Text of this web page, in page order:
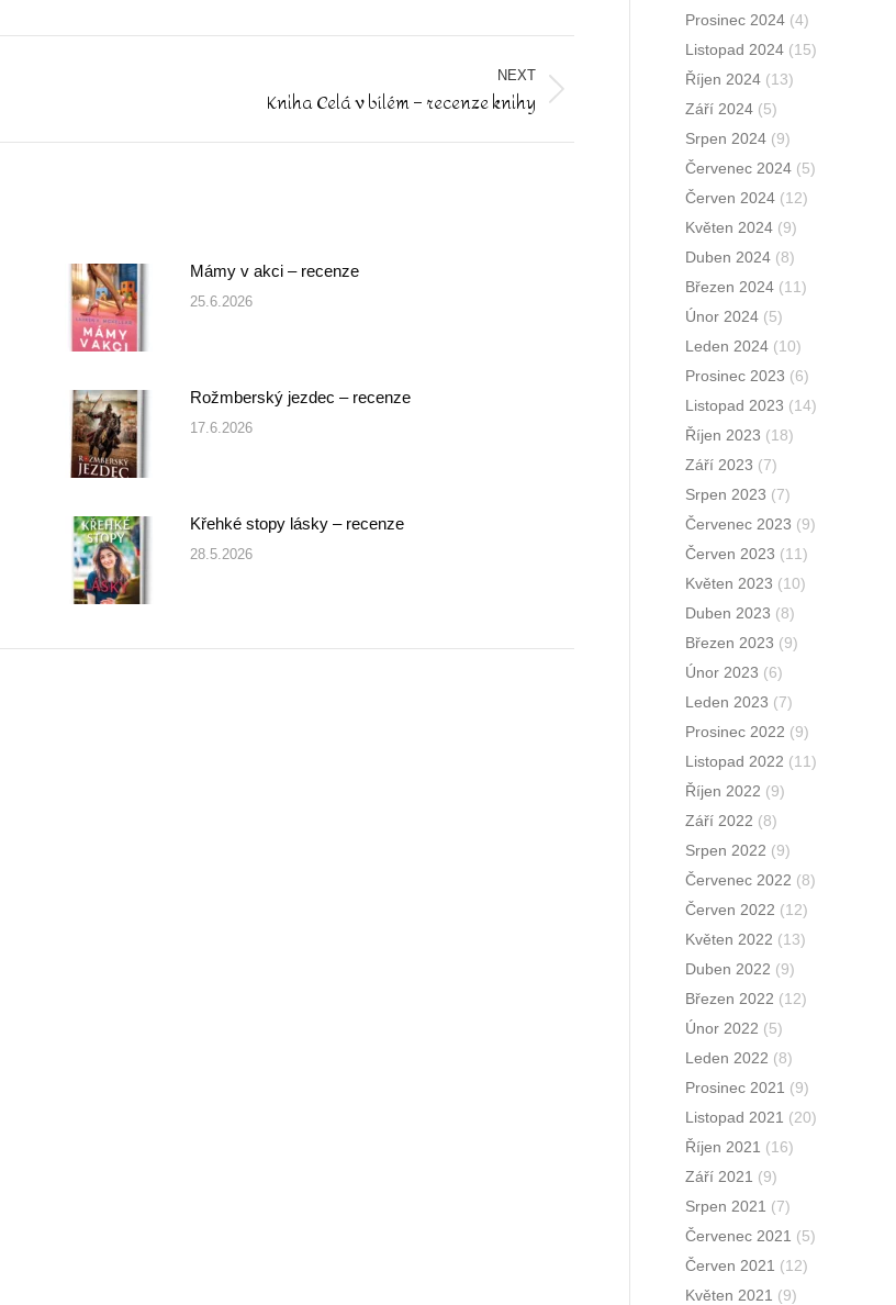
NEXT
Kniha Celá v bílém – recenze knihy
Mámy v akci – recenze
25.6.2026
Rožmberský jezdec – recenze
17.6.2026
Křehké stopy lásky – recenze
28.5.2026
Prosinec 2024 (4)
Listopad 2024 (15)
Říjen 2024 (13)
Září 2024 (5)
Srpen 2024 (9)
Červenec 2024 (5)
Červen 2024 (12)
Květen 2024 (9)
Duben 2024 (8)
Březen 2024 (11)
Únor 2024 (5)
Leden 2024 (10)
Prosinec 2023 (6)
Listopad 2023 (14)
Říjen 2023 (18)
Září 2023 (7)
Srpen 2023 (7)
Červenec 2023 (9)
Červen 2023 (11)
Květen 2023 (10)
Duben 2023 (8)
Březen 2023 (9)
Únor 2023 (6)
Leden 2023 (7)
Prosinec 2022 (9)
Listopad 2022 (11)
Říjen 2022 (9)
Září 2022 (8)
Srpen 2022 (9)
Červenec 2022 (8)
Červen 2022 (12)
Květen 2022 (13)
Duben 2022 (9)
Březen 2022 (12)
Únor 2022 (5)
Leden 2022 (8)
Prosinec 2021 (9)
Listopad 2021 (20)
Říjen 2021 (16)
Září 2021 (9)
Srpen 2021 (7)
Červenec 2021 (5)
Červen 2021 (12)
Květen 2021 (9)